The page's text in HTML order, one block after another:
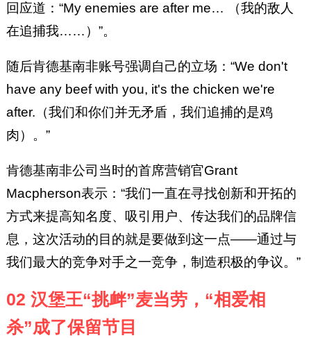
回应道：“My enemies are after me… （我的敌人
在追捕我……）”。
随后肯德基南非账号强调自己的立场：“We don't
have any beef with you, it's the chicken we're
after.（我们和你们并无矛盾，我们追捕的是鸡
肉）。”
肯德基南非公司当时的首席营销官Grant
Macpherson表示：“我们一直在寻找创新和开拓的
方式来提高知名度、吸引用户、传达我们的品牌信
息，这次活动的目的就是要做到这一点——通过与
我们最大的竞争对手之一竞争，制造积极的争议。”
02 汉堡王“挑衅”麦当劳，“相爱相
杀”成了保留节目